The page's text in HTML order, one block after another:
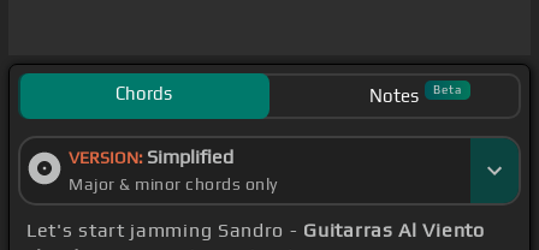
Chords Notes Beta
VERSION: Simplified
Major & minor chords only
Let's start jamming Sandro - Guitarras Al Viento